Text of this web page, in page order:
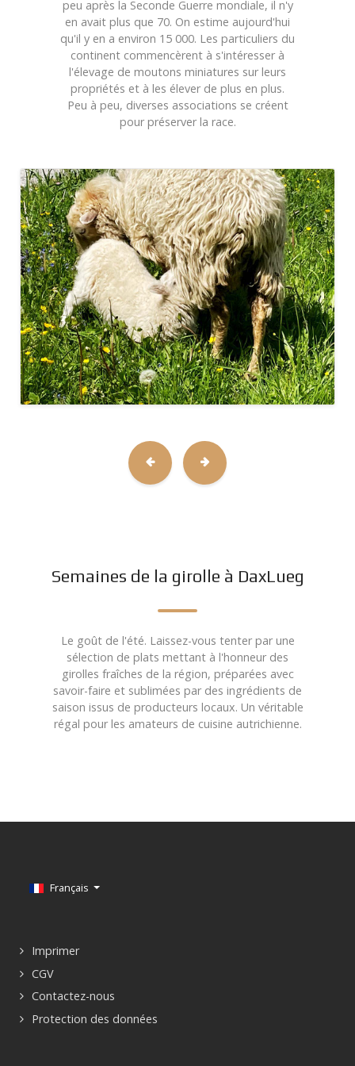
peu après la Seconde Guerre mondiale, il n'y
en avait plus que 70. On estime aujourd'hui
qu'il y en a environ 15 000. Les particuliers du
continent commencèrent à s'intéresser à
l'élevage de moutons miniatures sur leurs
propriétés et à les élever de plus en plus.
Peu à peu, diverses associations se créent
pour préserver la race.
Semaines de la girolle à DaxLueg
Le goût de l'été. Laissez-vous tenter par une
sélection de plats mettant à l'honneur des
girolles fraîches de la région, préparées avec
savoir-faire et sublimées par des ingrédients de
saison issus de producteurs locaux. Un véritable
régal pour les amateurs de cuisine autrichienne.
Sélectionnez votre langue
Français
Imprimer
CGV
Contactez-nous
Protection des données